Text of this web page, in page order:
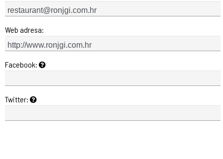
Web adresa:
Facebook:
Twitter: